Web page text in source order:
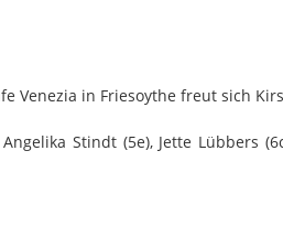
Venezia in Friesoythe freut sich
Stindt (5e), Jette Lübbers